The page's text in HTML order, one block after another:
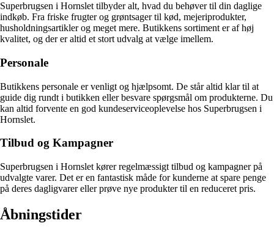
Superbrugsen i Hornslet tilbyder alt, hvad du behøver til din daglige
indkøb. Fra friske frugter og grøntsager til kød, mejeriprodukter,
husholdningsartikler og meget mere. Butikkens sortiment er af høj
kvalitet, og der er altid et stort udvalg at vælge imellem.
Personale
Butikkens personale er venligt og hjælpsomt. De står altid klar til at
guide dig rundt i butikken eller besvare spørgsmål om produkterne. Du
kan altid forvente en god kundeserviceoplevelse hos Superbrugsen i
Hornslet.
Tilbud og Kampagner
Superbrugsen i Hornslet kører regelmæssigt tilbud og kampagner på
udvalgte varer. Det er en fantastisk måde for kunderne at spare penge
på deres dagligvarer eller prøve nye produkter til en reduceret pris.
Åbningstider